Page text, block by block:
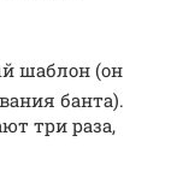
шаблон (он
банта).
три раза,